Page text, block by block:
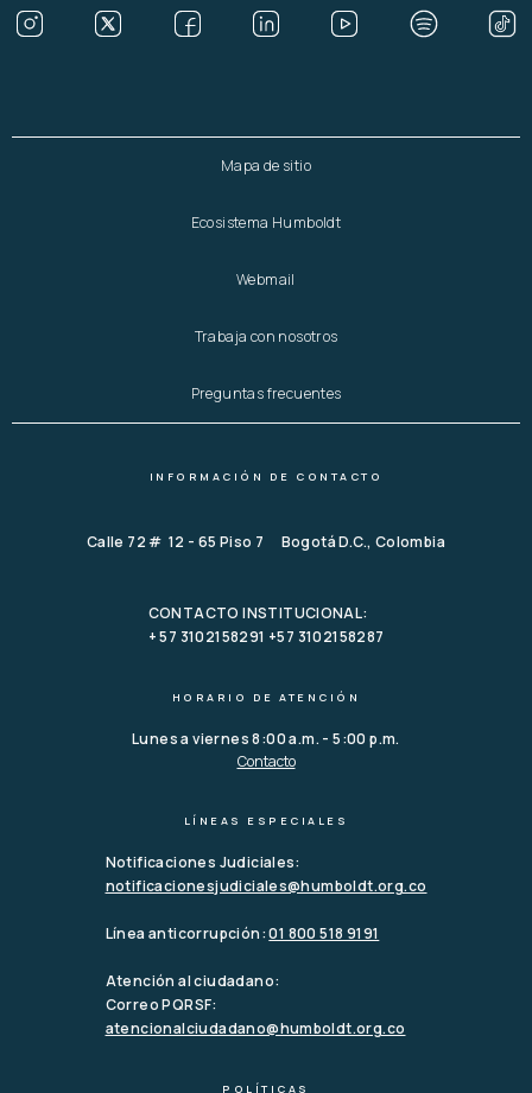
Mapa de sitio
Ecosistema Humboldt
Webmail
Trabaja con nosotros
Preguntas frecuentes
INFORMACIÓN DE CONTACTO
Calle 72 # 12 - 65 Piso 7 Bogotá D.C., Colombia
CONTACTO INSTITUCIONAL:
+ 57 3102158291 +57 3102158287
HORARIO DE ATENCIÓN
Lunes a viernes 8:00 a.m. - 5:00 p.m.
Contacto
LÍNEAS ESPECIALES
Notificaciones Judiciales:
notificacionesjudiciales@humboldt.org.co
Línea anticorrupción:01 800 518 9191
Atención al ciudadano:
Correo PQRSF:
atencionalciudadano@humboldt.org.co
POLÍTICAS